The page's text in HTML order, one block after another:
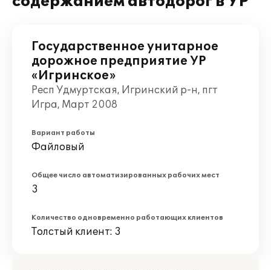
Государственное унитарное
дорожное предприятие УР
«Игринское»
Респ Удмуртская, Игринский р-н, пгт
Игра, Март 2008
Вариант работы
Файловый
Общее число автоматизированных рабочих мест
3
Количество одновременно работающих клиентов
Толстый клиент: 3